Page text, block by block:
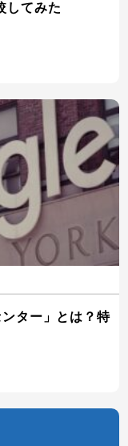
してみた
ター」とは？特